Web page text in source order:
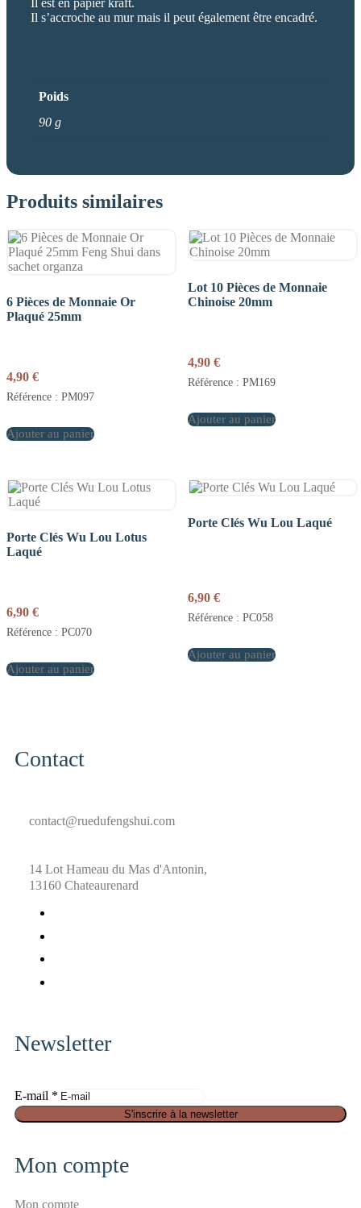
Il s’accroche au mur mais il peut également être encadré.
Poids
90 g
Produits similaires
6 Pièces de Monnaie Or
Plaqué 25mm
4,90 €
Référence : PM097
Ajouter au panier
Lot 10 Pièces de Monnaie
Chinoise 20mm
4,90 €
Référence : PM169
Ajouter au panier
Porte Clés Wu Lou Lotus
Laqué
6,90 €
Référence : PC070
Ajouter au panier
Porte Clés Wu Lou Laqué
6,90 €
Référence : PC058
Ajouter au panier
Contact
contact@ruedufengshui.com
14 Lot Hameau du Mas d'Antonin,
13160 Chateaurenard
Newsletter
E-mail *
a
i
S'inscrire à la newsletter
Mon compte
Mon compte